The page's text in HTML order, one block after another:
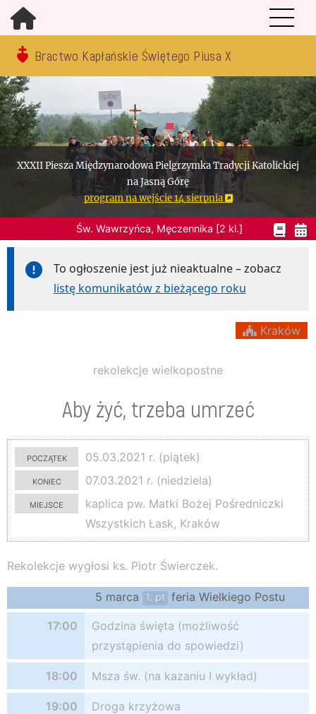
Bractwo Kapłańskie Świętego Piusa X
XXXII Piesza Międzynarodowa Pielgrzymka Tradycji Katolickiej
na Jasną Górę
program na wejście 14 sierpnia
Św. Wawrzyńca, Męczennika [2 kl.]
To ogłoszenie jest już nieaktualne – zobacz
listę komunikatów z bieżącego roku
Kraków
rekolekcje wielkopostne
Aby żyć, trzeba umrzeć
początek
05.03.2021 r. (piątek)
koniec
07.03.2021 r. (niedziela)
miejsce
kaplica pw. Matki Bożej Pośredniczki
Wszystkich Łask, Kraków
Rekolekcje wygłosi ks. Piotr Świerczek.
5 marca 1. pt feria Wielkiego Postu
17:00
Godzina święta (możliwość
przystąpienia do spowiedzi)
18:00 Msza św. (na kazaniu I wykład)
19:00 Droga krzyżowa